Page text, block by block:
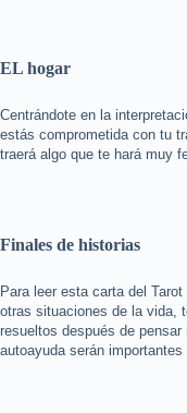
EL hogar
Centrándote en la
estás comprometida con tu
traerá algo que te hará muy
Finales de historias
Para leer esta carta del
otras situaciones de la vida,
resueltos después de
autoayuda serán